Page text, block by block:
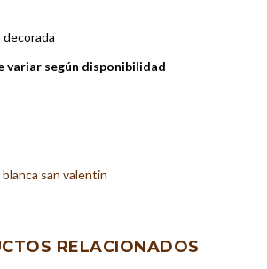
variar según disponibilidad
san valentin
RELACIONADOS